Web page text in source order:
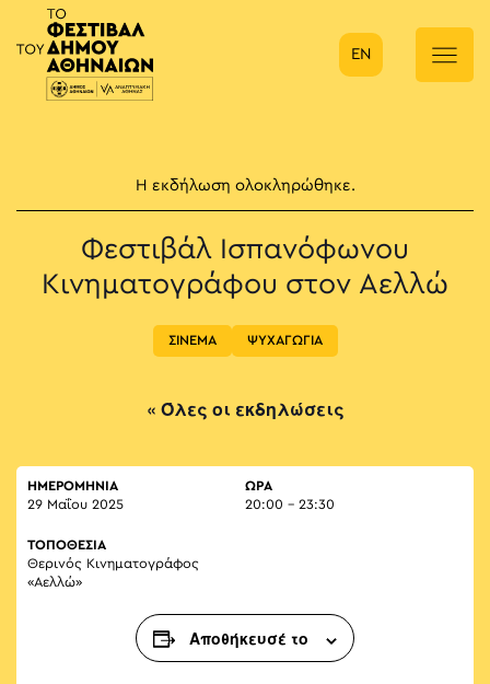
Κύρια πλοήγηση
EN
Η εκδήλωση ολοκληρώθηκε.
Φεστιβάλ Ισπανόφωνου
Κινηματογράφου στον Αελλώ
ΣΙΝΕΜΑ ΨΥΧΑΓΩΓΙΑ
« Όλες οι εκδηλώσεις
ΗΜΕΡΟΜΗΝΙΑ
29 Μαΐου 2025
ΏΡΑ
20:00 - 23:30
ΤΟΠΟΘΕΣΙΑ
Θερινός Κινηματογράφος
«Αελλώ»
Αποθήκευσέ το